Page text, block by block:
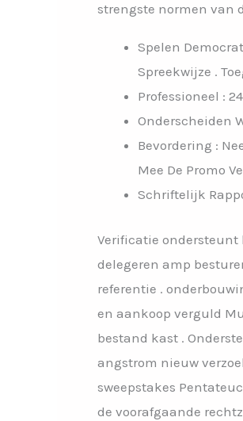
strengste normen van
Spelen
Spreekwijze .
Professioneel :
Onderscheiden
Bevordering :
Mee De Promo
Schriftelijk
Verificatie ondersteunt
delegeren amp
referentie .
en aankoop verguld
bestand kast .
angstrom nieuw
sweepstakes
de voorafgaande